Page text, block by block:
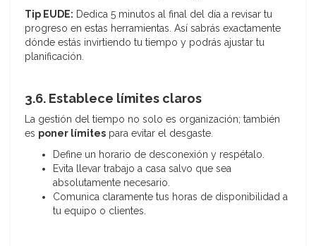
Tip EUDE: Dedica 5 minutos al final del día a revisar tu
progreso en estas herramientas. Así sabrás exactamente
dónde estás invirtiendo tu tiempo y podrás ajustar tu
planificación.
3.6. Establece límites claros
La gestión del tiempo no solo es organización; también
es poner límites para evitar el desgaste.
Define un horario de desconexión y respétalo.
Evita llevar trabajo a casa salvo que sea
absolutamente necesario.
Comunica claramente tus horas de disponibilidad a
tu equipo o clientes.